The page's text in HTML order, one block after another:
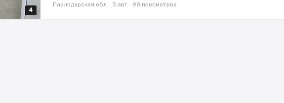
4
4
4
4
Павлодарская обл. 3 авг. 98 просмотров